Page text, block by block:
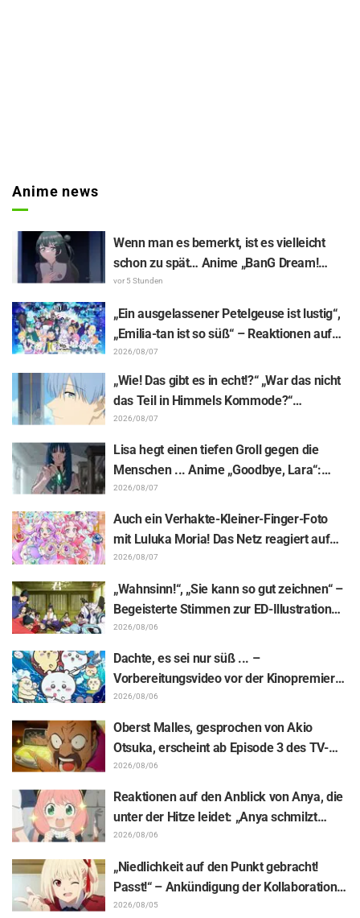
Anime news
Wenn man es bemerkt, ist es vielleicht
schon zu spät… Anime „BanG Dream!
Yume∞Mita“ Episode 8, Inhaltsangabe
vor 5 Stunden
„Ein ausgelassener Petelgeuse ist lustig“,
„Emilia-tan ist so süß“ – Reaktionen auf
das enthüllte Visuelle zum Event
anlässlich des 10-jährigen Anime-
Jubiläums von „Re:ZERO -Starting Life in
Another World-“
2026/08/07
„Wie! Das gibt es in echt!?“ „War das nicht
das Teil in Himmels Kommode?“
Enthüllung des „Horns des Dunklen
Drachen“ aus Episode 1 von „Frieren –
Nach dem Ende der Reise“ versetzt Fans
2026/08/07
Lisa hegt einen tiefen Groll gegen die
Menschen ... Anime „Goodbye, Lara“:
Synopsis und Vorab-Screenshots zu Folge
6 veröffentlicht
2026/08/07
Auch ein Verhakte-Kleiner-Finger-Foto
mit Luluka Moria! Das Netz reagiert auf
den Bericht der Synchronsprecherin Nao
Tōyama vom Besuch der Dream Stage zu
„Star Detective Precure!“ mit: „Das sind ja
zwei Arcanas!“
2026/08/07
„Wahnsinn!“, „Sie kann so gut zeichnen“ –
Begeisterte Stimmen zur ED-Illustration
von Asaki Yuikawa, der Sprecherin der
Hauptfigur aus „The Elusive Samurai“, für
Episode 13
2026/08/06
Dachte, es sei nur süß ... –
Vorbereitungsvideo vor der Kinopremiere
von „Chiikawa“ sorgt mit überraschender
Kluft für Erstaunen: „Härter als gedacht“,
„Es geht nur um Arbeit“
2026/08/06
Oberst Malles, gesprochen von Akio
Otsuka, erscheint ab Episode 3 des TV-
Animes „The Ghost in the Shell“! Cast-
Kommentar & Endcard enthüllt
2026/08/06
Reaktionen auf den Anblick von Anya, die
unter der Hitze leidet: „Anya schmilzt
dahin“ – „SPY x FAMILY“-
Ankündigungsillustration sorgt für
Aufsehen
2026/08/06
„Niedlichkeit auf den Punkt gebracht!
Passt!“ – Ankündigung der Kollaboration
zwischen „Lycoris Recoil“ und Kumamine
2026/08/05